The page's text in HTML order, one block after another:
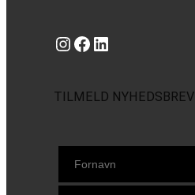
Instagram https://www.facebook.com/danishbeachvolleytour LinkedIn
TILMELD NYHEDSBREV